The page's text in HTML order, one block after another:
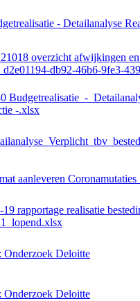
- Detailanalyse
overzicht afwijkingen
db92-46b6-9fe3-
Budgetrealisatie_-
-.xlsx
aanleveren
rapportage realisatie
Onderzoek Deloitte
Onderzoek Deloitte